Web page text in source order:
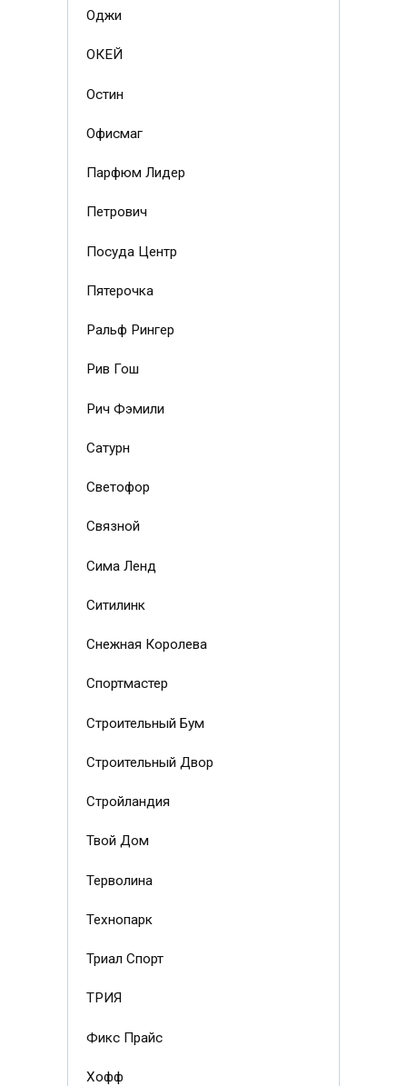
Оджи
ОКЕЙ
Остин
Офисмаг
Парфюм Лидер
Петрович
Посуда Центр
Пятерочка
Ральф Рингер
Рив Гош
Рич Фэмили
Сатурн
Светофор
Связной
Сима Ленд
Ситилинк
Снежная Королева
Спортмастер
Строительный Бум
Строительный Двор
Стройландия
Твой Дом
Терволина
Технопарк
Триал Спорт
ТРИЯ
Фикс Прайс
Хофф